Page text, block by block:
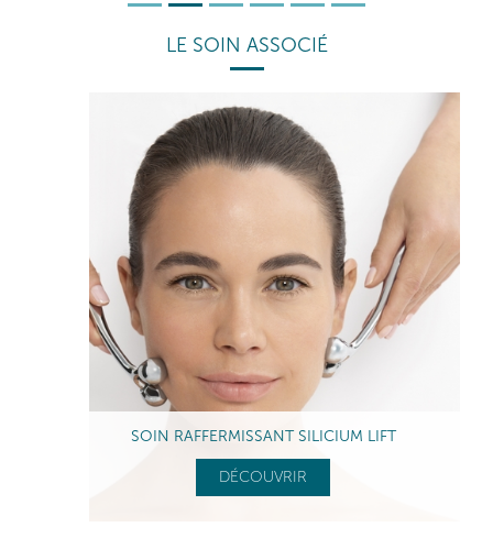
LE SOIN ASSOCIÉ
SOIN RAFFERMISSANT SILICIUM LIFT
DÉCOUVRIR